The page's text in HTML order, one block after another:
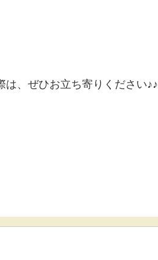
、ぜひお立ち寄りください♪♪